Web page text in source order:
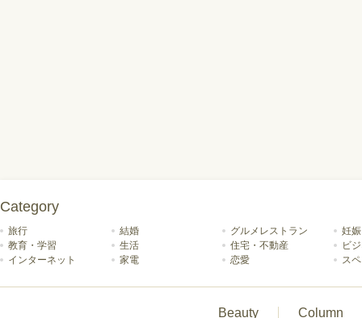
Category
旅行 結婚 グルメレストラン
妊
教育・学習
生活 住宅・不動産
ビ
インターネット
家電 恋愛 ス
Beauty Column